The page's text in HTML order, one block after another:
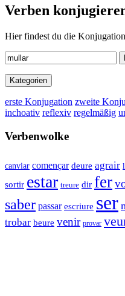
Verben
Hier findest du die
Kategorien
erste Konjugation zweite
inchoativ reflexiv regelmäßig
Verbenwolke
canviar començar deure agrair
sortir estar treure dir fer
saber passar escriure ser
trobar beure venir provar